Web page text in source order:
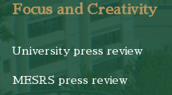
Focus and Creativity
University press review
MESRS press review